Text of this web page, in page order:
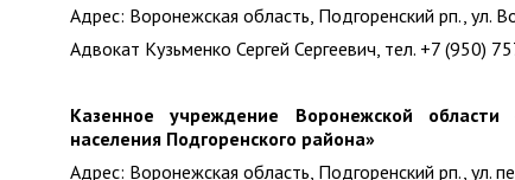
Адрес: Воронежская область, Подгоренский рп., ул.
Адвокат Кузьменко Сергей Сергеевич, тел. +7 (950)
Казенное учреждение Воронежской
населения Подгоренского района»
Адрес: Воронежская область, Подгоренский рп., ул.